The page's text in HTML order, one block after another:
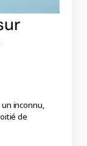
un inconnu,
de